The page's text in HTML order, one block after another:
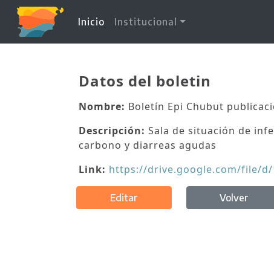
Inicio (current)
Institucional
Datos del boletin
Nombre: Boletín Epi Chubut
Descripción: Sala de situación de
carbono y diarreas agudas
Link: https://drive.google.com/file/d/
Editar Volver